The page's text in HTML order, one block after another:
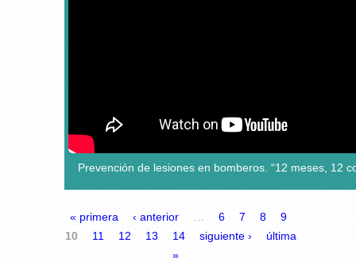
Prevención de lesiones en bomberos. “12 meses, 12
PÁGINAS
« primera ‹ anterior 6 7 8
9
10
11 12 13 14 siguiente ›
última
»